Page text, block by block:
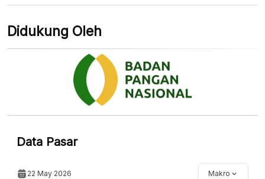
Didukung Oleh
Data Pasar
22 May 2026 Makro